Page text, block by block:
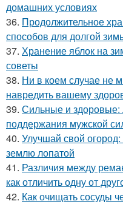
домашних условиях
36. Продолжительное
способов для долгой
37. Хранение яблок на
советы
38. Ни в коем случае не
навредить вашему
39. Сильные и здоровые:
поддержания мужской
40. Улучшай свой
землю лопатой
41. Различия между
как отличить одну от
42. Как очищать сосуды